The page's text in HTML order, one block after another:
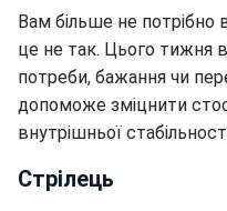
Вам більше не
це не так. Цього тижня
потреби, бажання чи
допоможе зміцнити
внутрішньої
Стрілець